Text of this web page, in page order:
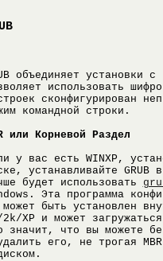
объединяет установки
использовать
сконфигурирован
командной строки.
или Корневой Раздел
у вас есть WINXP,
устанавливайте GRUB
будет использовать
Эта программа
быть установлен
2k/XP и может
значит, что вы можете
его, не трогая